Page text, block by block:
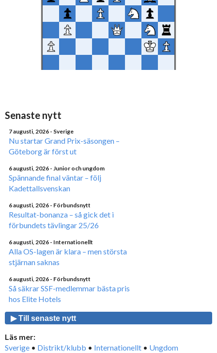
Senaste nytt
7 augusti, 2026 - Sverige
Nu startar Grand Prix-säsongen –
Göteborg är först ut
6 augusti, 2026 - Junior och ungdom
Spännande final väntar – följ
Kadettallsvenskan
6 augusti, 2026 - Förbundsnytt
Resultat-bonanza – så gick det i
förbundets tävlingar 25/26
6 augusti, 2026 - Internationellt
Alla OS-lagen är klara – men största
stjärnan saknas
6 augusti, 2026 - Förbundsnytt
Så säkrar SSF-medlemmar bästa pris
hos Elite Hotels
▶ Till senaste nytt
Läs mer:
Sverige • Distrikt/klubb • Internationellt • Ungdom